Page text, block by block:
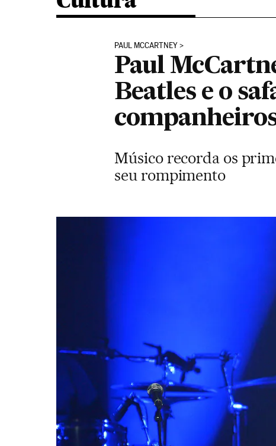
PAUL MCCARTNEY
Paul
Beatles e o
Músico recorda os
seu rompimento